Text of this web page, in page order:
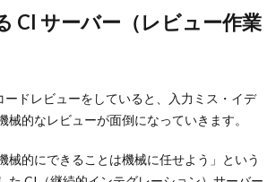
CI サーバー（レビュー作業
ドレビューをしていると、入力ミス・イデ
械的なレビューが面倒になっていきます。
械的にできることは機械に任せよう」という